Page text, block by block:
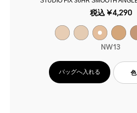
税込 ¥4,290
NW13
バッグへ入れる